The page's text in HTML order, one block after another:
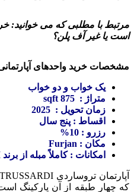
مرتبط با مطلبی که می خوانید:
است یا غیر آف پلن؟
مشخصات خرید واحدهای
یک خواب و دو خواب
متراژ : 875 sqft
زمان تحویل : 2025
اقساط : پنج سال
رزرو : 10%
مکان : Furjan
امکانات : کاملاً مبله از برند TRUSSARDI